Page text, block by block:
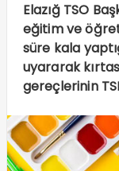
Elazığ TSO
eğitim ve
süre kala
uyararak
gereçlerinin